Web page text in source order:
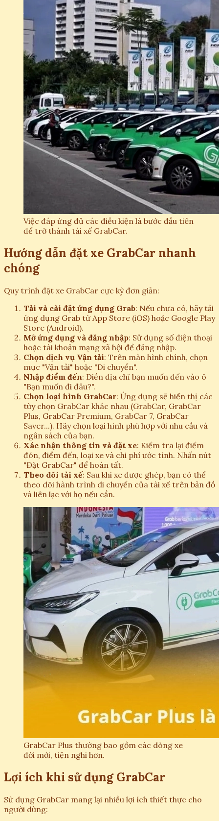
Việc đáp ứng đủ các điều kiện là bước đầu tiên
để trở thành tài xế GrabCar.
Hướng dẫn đặt xe GrabCar nhanh
chóng
Quy trình đặt xe GrabCar cực kỳ đơn giản:
Tải và cài đặt ứng dụng Grab: Nếu chưa có, hãy tải
ứng dụng Grab từ App Store (iOS) hoặc Google Play
Store (Android).
Mở ứng dụng và đăng nhập: Sử dụng số điện thoại
hoặc tài khoản mạng xã hội để đăng nhập.
Chọn dịch vụ Vận tải: Trên màn hình chính, chọn
mục "Vận tải" hoặc "Di chuyển".
Nhập điểm đến: Điền địa chỉ bạn muốn đến vào ô
"Bạn muốn đi đâu?".
Chọn loại hình GrabCar: Ứng dụng sẽ hiển thị các
tùy chọn GrabCar khác nhau (GrabCar, GrabCar
Plus, GrabCar Premium, GrabCar 7, GrabCar
Saver...). Hãy chọn loại hình phù hợp với nhu cầu và
ngân sách của bạn.
Xác nhận thông tin và đặt xe: Kiểm tra lại điểm
đón, điểm đến, loại xe và chi phí ước tính. Nhấn nút
"Đặt GrabCar" để hoàn tất.
Theo dõi tài xế: Sau khi xe được ghép, bạn có thể
theo dõi hành trình di chuyển của tài xế trên bản đồ
và liên lạc với họ nếu cần.
GrabCar Plus thường bao gồm các dòng xe
đời mới, tiện nghi hơn.
Lợi ích khi sử dụng GrabCar
Sử dụng GrabCar mang lại nhiều lợi ích thiết thực cho
người dùng: